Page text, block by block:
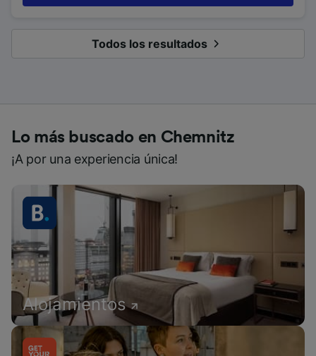
Todos los resultados
Lo más buscado en Chemnitz
¡A por una experiencia única!
Alojamientos